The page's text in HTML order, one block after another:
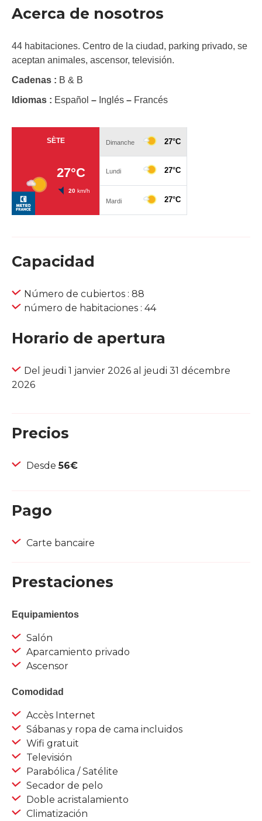
Acerca de nosotros
44 habitaciones. Centro de la ciudad, parking privado, se
aceptan animales, ascensor, televisión.
Cadenas : B & B
Idiomas : Español – Inglés – Francés
Capacidad
Número de cubiertos : 88
número de habitaciones : 44
Horario de apertura
Del jeudi 1 janvier 2026 al jeudi 31 décembre
2026
Precios
Desde56€
Pago
Carte bancaire
Prestaciones
Equipamientos
Salón
Aparcamiento privado
Ascensor
Comodidad
Accès Internet
Sábanas y ropa de cama incluidos
Wifi gratuit
Televisión
Parabólica / Satélite
Secador de pelo
Doble acristalamiento
Climatización